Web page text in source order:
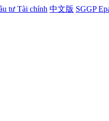
tư Tài chính 中文版 SGGP